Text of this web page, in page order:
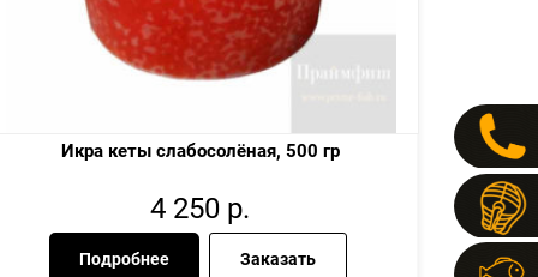
Икра кеты слабосолёная, 500 гр
4 250 р.
Подробнее Заказать